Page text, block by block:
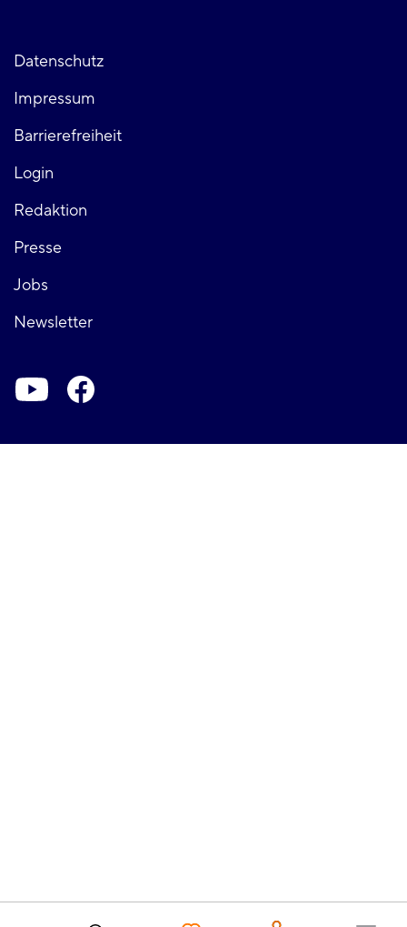
Fußzeile
links
Datenschutz
Impressum
Barrierefreiheit
Login
Fußzeile
rechts
Redaktion
Presse
Jobs
Newsletter
Soziale-
Netzwerke